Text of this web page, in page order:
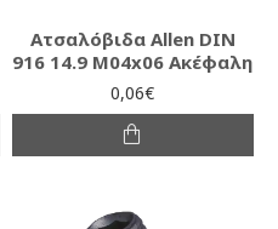
Ατσαλόβιδα Allen DIN
916 14.9 M04x06 Ακέφαλη
0,06€